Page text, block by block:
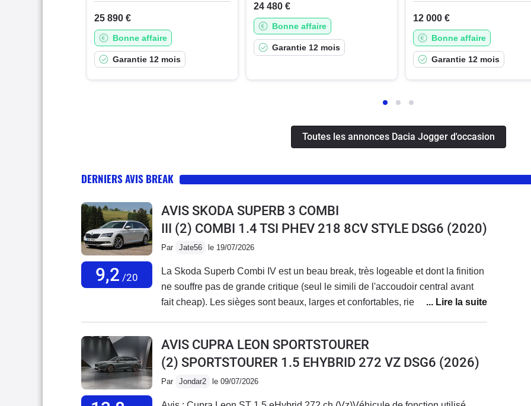
25 890 €
Bonne affaire
Garantie 12 mois
24 480 €
Bonne affaire
Garantie 12 mois
12 000 €
Bonne affaire
Garantie 12 mois
Toutes les annonces Dacia Jogger d'occasion
DERNIERS AVIS BREAK
9,2 /20
AVIS SKODA SUPERB 3 COMBI
III (2) COMBI 1.4 TSI PHEV 218 8CV STYLE DSG6 (2020)
Par Jate56 le 19/07/2026
La Skoda Superb Combi IV est un beau break, très logeable et dont la finition
ne souffre pas de grande critique (seul le simili de l'accoudoir central avant
fait cheap). Les sièges sont beaux, larges et confortables, rien à redire. les
logeable, c'est un break à l'ancienne de ce point de vue. En rabattant la
banquette arrière la place est géante et on peut transporter des objets très
encombrants. Le confort est agréable pour qui aime les anciennes Citroën !
AVIS CUPRA LEON SPORTSTOURER
(2) SPORTSTOURER 1.5 EHYBRID 272 VZ DSG6 (2026)
Par Jondar2 le 09/07/2026